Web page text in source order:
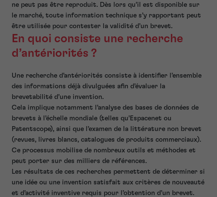
ne peut pas être reproduit. Dès lors qu’il est disponible sur
le marché, toute information technique s’y rapportant peut
être utilisée pour contester la validité d’un brevet.
En quoi consiste une recherche
d’antériorités ?
Une recherche d’antériorités consiste à identifier l’ensemble
des informations déjà divulguées afin d’évaluer la
brevetabilité d’une invention.
Cela implique notamment l’analyse des bases de données de
brevets à l’échelle mondiale (telles qu’Espacenet ou
Patentscope), ainsi que l’examen de la littérature non brevet
(revues, livres blancs, catalogues de produits commerciaux).
Ce processus mobilise de nombreux outils et méthodes et
peut porter sur des milliers de références.
Les résultats de ces recherches permettent de déterminer si
une idée ou une invention satisfait aux critères de nouveauté
et d’activité inventive requis pour l’obtention d’un brevet.